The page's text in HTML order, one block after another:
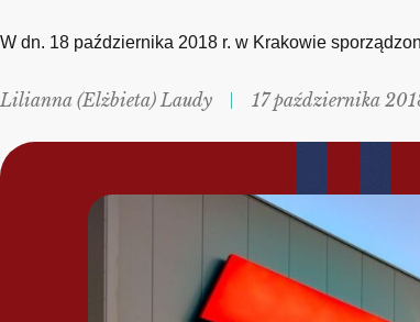
W dn. 18 października 2018 r. w Krakowie
Lilianna (Elżbieta) Laudy 17 października